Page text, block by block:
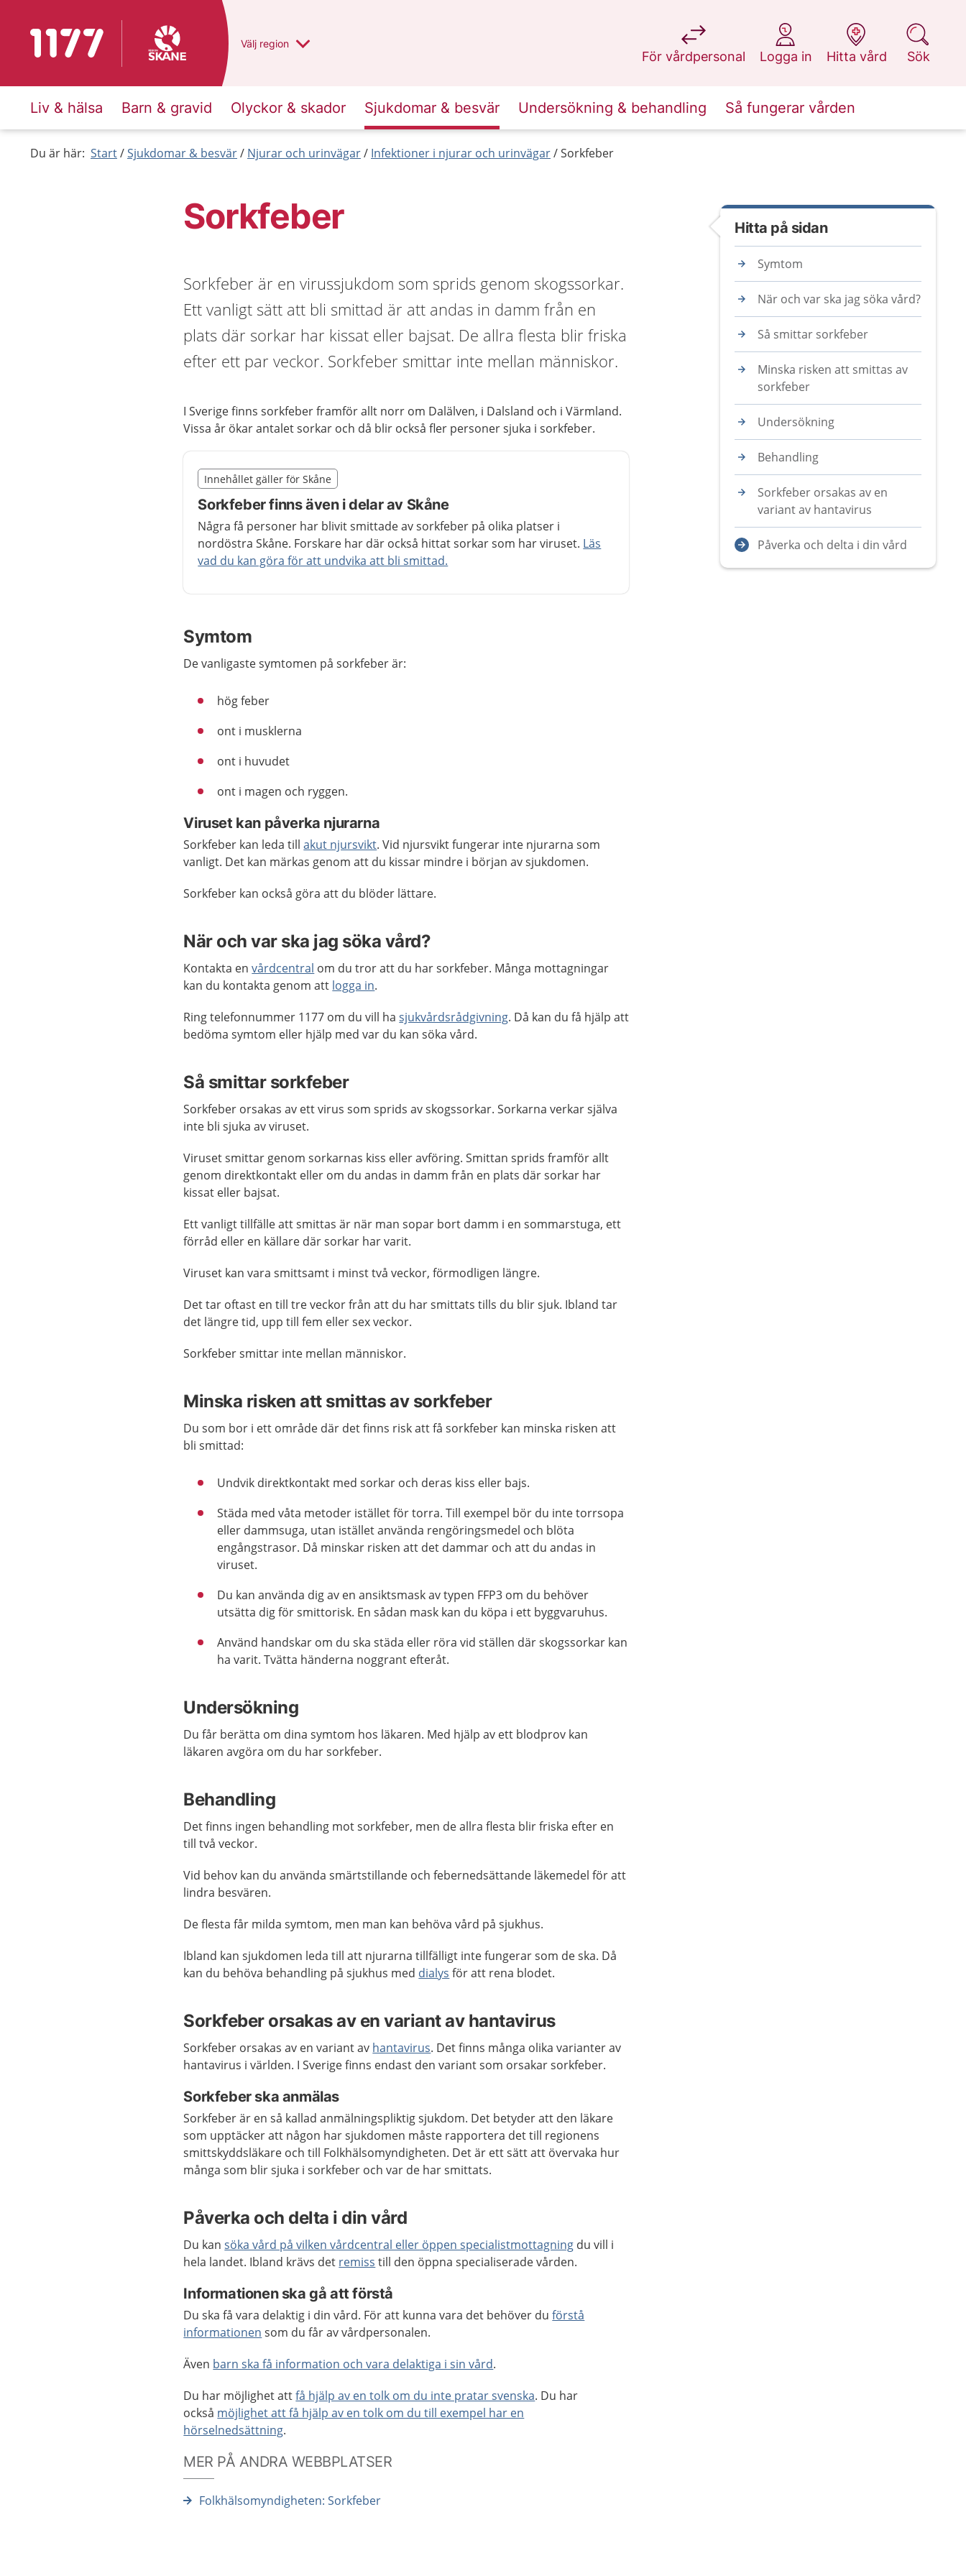
Till startsidan för 1177 Du har valt region
Välj en annan
region
För vårdpersonal
på 1177.se
Logga in
på 1177.se
Hitta vård
på 1177.se
Sök
på 1177.se
Liv & hälsa Barn & gravid Olyckor & skador Sjukdomar & besvär Undersökning & behandling Så fungerar vården
Du är här: Start Sjukdomar & besvär Njurar och urinvägar Infektioner i njurar och urinvägar Sorkfeber
Sorkfeber
Sorkfeber är en virussjukdom som sprids genom skogssorkar.
Ett vanligt sätt att bli smittad är att andas in damm från en
plats där sorkar har kissat eller bajsat. De allra flesta blir friska
efter ett par veckor. Sorkfeber smittar inte mellan människor.
I Sverige finns sorkfeber framför allt norr om Dalälven, i Dalsland och i Värmland.
Vissa år ökar antalet sorkar och då blir också fler personer sjuka i sorkfeber.
Nedan innehåll gäller region Skåne
Innehållet gäller för Skåne
Sorkfeber finns även i delar av Skåne
Några få personer har blivit smittade av sorkfeber på olika platser i
nordöstra Skåne. Forskare har där också hittat sorkar som har viruset. Läs
vad du kan göra för att undvika att bli smittad.
Slut på det regionala tillägget från region Skåne
Symtom
De vanligaste symtomen på sorkfeber är:
hög feber
ont i musklerna
ont i huvudet
ont i magen och ryggen.
Viruset kan påverka njurarna
Sorkfeber kan leda tillakut njursvikt. Vid njursvikt fungerar inte njurarna som
vanligt. Det kan märkas genom att du kissar mindre i början av sjukdomen.
Sorkfeber kan också göra att du blöder lättare.
När och var ska jag söka vård?
Kontakta envårdcentral om du tror att du har sorkfeber. Många mottagningar
kan du kontakta genom att logga in.
Ring telefonnummer 1177 om du vill hasjukvårdsrådgivning. Då kan du få hjälp att
bedöma symtom eller hjälp med var du kan söka vård.
Så smittar sorkfeber
Sorkfeber orsakas av ett virus som sprids av skogssorkar. Sorkarna verkar själva
inte bli sjuka av viruset.
Viruset smittar genom sorkarnas kiss eller avföring. Smittan sprids framför allt
genom direktkontakt eller om du andas in damm från en plats där sorkar har
kissat eller bajsat.
Ett vanligt tillfälle att smittas är när man sopar bort damm i en sommarstuga, ett
förråd eller en källare där sorkar har varit.
Viruset kan vara smittsamt i minst två veckor, förmodligen längre.
Det tar oftast en till tre veckor från att du har smittats tills du blir sjuk. Ibland tar
det längre tid, upp till fem eller sex veckor.
Sorkfeber smittar inte mellan människor.
Minska risken att smittas av sorkfeber
Du som bor i ett område där det finns risk att få sorkfeber kan minska risken att
bli smittad:
Undvik direktkontakt med sorkar och deras kiss eller bajs.
Städa med våta metoder istället för torra. Till exempel bör du inte torrsopa
eller dammsuga, utan istället använda rengöringsmedel och blöta
engångstrasor. Då minskar risken att det dammar och att du andas in
viruset.
Du kan använda dig av en ansiktsmask av typen FFP3 om du behöver
utsätta dig för smittorisk. En sådan mask kan du köpa i ett byggvaruhus.
Använd handskar om du ska städa eller röra vid ställen där skogssorkar kan
ha varit. Tvätta händerna noggrant efteråt.
Undersökning
Du får berätta om dina symtom hos läkaren. Med hjälp av ett blodprov kan
läkaren avgöra om du har sorkfeber.
Behandling
Det finns ingen behandling mot sorkfeber, men de allra flesta blir friska efter en
till två veckor.
Vid behov kan du använda smärtstillande och febernedsättande läkemedel för att
lindra besvären.
De flesta får milda symtom, men man kan behöva vård på sjukhus.
Ibland kan sjukdomen leda till att njurarna tillfälligt inte fungerar som de ska. Då
kan du behöva behandling på sjukhus med dialys för att rena blodet.
Sorkfeber orsakas av en variant av hantavirus
Sorkfeber orsakas av en variant av hantavirus. Det finns många olika varianter av
hantavirus i världen. I Sverige finns endast den variant som orsakar sorkfeber.
Sorkfeber ska anmälas
Sorkfeber är en så kallad anmälningspliktig sjukdom. Det betyder att den läkare
som upptäcker att någon har sjukdomen måste rapportera det till regionens
smittskyddsläkare och till Folkhälsomyndigheten. Det är ett sätt att övervaka hur
många som blir sjuka i sorkfeber och var de har smittats.
Påverka och delta i din vård
Du kansöka vård på vilken vårdcentral eller öppen specialistmottagning du vill i
hela landet. Ibland krävs det remiss till den öppna specialiserade vården.
Informationen ska gå att förstå
Du ska få vara delaktig i din vård. För att kunna vara det behöver duförstå
informationen som du får av vårdpersonalen.
Även barn ska få information och vara delaktiga i sin vård.
Du har möjlighet attfå hjälp av en tolk om du inte pratar svenska. Du har
också möjlighet att få hjälp av en tolk om du till exempel har en
hörselnedsättning.
MER PÅ ANDRA WEBBPLATSER
Folkhälsomyndigheten: Sorkfeber
Hitta på sidan
Symtom
När och var ska jag söka vård?
Så smittar sorkfeber
Minska risken att smittas av
sorkfeber
Undersökning
Behandling
Sorkfeber orsakas av en
variant av hantavirus
Påverka och delta i din vård